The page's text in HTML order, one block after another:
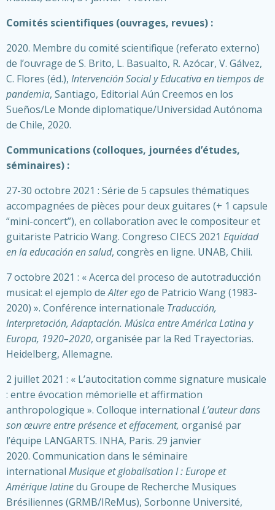
Comités scientifiques (ouvrages, revues) :
2020. Membre du comité scientifique (referato externo)
de l’ouvrage de S. Brito, L. Basualto, R. Azócar, V. Gálvez,
C. Flores (éd.), Intervención Social y Educativa en tiempos de
pandemia, Santiago, Editorial Aún Creemos en los
Sueños/Le Monde diplomatique/Universidad Autónoma
de Chile, 2020.
Communications (colloques, journées d’études,
séminaires) :
27-30 octobre 2021 : Série de 5 capsules thématiques
accompagnées de pièces pour deux guitares (+ 1 capsule
“mini-concert”), en collaboration avec le compositeur et
guitariste Patricio Wang. Congreso CIECS 2021 Equidad
en la educación en salud, congrès en ligne. UNAB, Chili.
7 octobre 2021 : « Acerca del proceso de autotraducción
musical: el ejemplo deAlter egode Patricio Wang (1983-
2020) ». Conférence internationale Traducción,
Interpretación, Adaptación. Música entre América Latina y
Europa, 1920–2020, organisée par la Red Trayectorias.
Heidelberg, Allemagne.
2 juillet 2021 : « L’autocitation comme signature musicale
: entre évocation mémorielle et affirmation
anthropologique ». Colloque international L’auteur dans
son œuvre entre présence et effacement, organisé par
l’équipe LANGARTS. INHA, Paris. 29 janvier
2020. Communication dans le séminaire
international Musique et globalisation I : Europe et
Amérique latinedu Groupe de Recherche Musiques
Brésiliennes (GRMB/IReMus), Sorbonne Université,